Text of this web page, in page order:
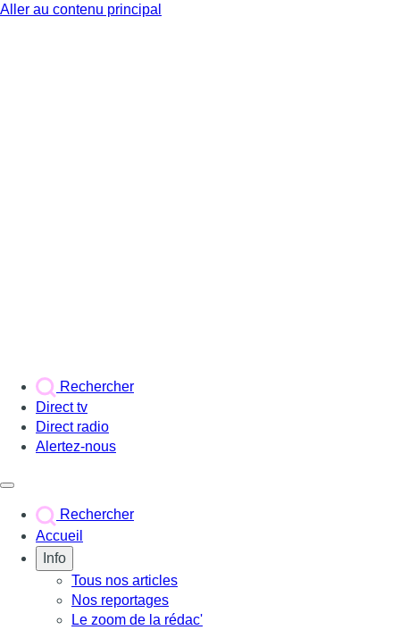
Aller au contenu principal
Rechercher
Direct tv
Direct radio
Alertez-nous
Rechercher
Accueil
Info
Tous nos articles
Nos reportages
Le zoom de la rédac'